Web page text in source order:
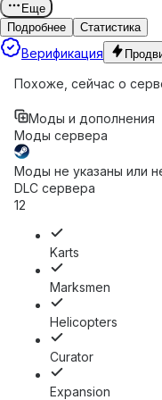
Еще
Подробнее
Статистика
Верификация
Похоже, сейчас о
Моды и дополнения
Моды сервера
Моды не указаны или
DLC сервера
12
Karts
Marksmen
Helicopters
Curator
Expansion